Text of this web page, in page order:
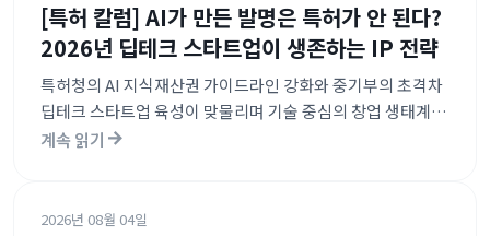
[특허 칼럼] AI가 만든 발명은 특허가 안 된다?
2026년 딥테크 스타트업이 생존하는 IP 전략
특허청의 AI 지식재산권 가이드라인 강화와 중기부의 초격차
딥테크 스타트업 육성이 맞물리며 기술 중심의 창업 생태계가
공고해지고 있습니다. 특히 발명자의 인적 기여도를 엄격히
동시에 요구하는 환경이 조성되었습니다.
계속 읽기
2026년 08월 04일